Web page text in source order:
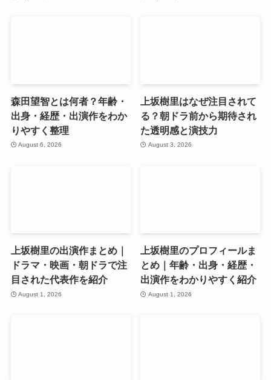
森田望智とは何者？年齢・
出身・経歴・出演作をわか
りやすく整理
August 6, 2026
上坂樹里はなぜ注目されて
る？朝ドラ前から期待され
た透明感と演技力
August 3, 2026
上坂樹里の出演作まとめ｜
ドラマ・映画・朝ドラで注
目された代表作を紹介
August 1, 2026
上坂樹里のプロフィールま
とめ｜年齢・出身・経歴・
出演作をわかりやすく紹介
August 1, 2026